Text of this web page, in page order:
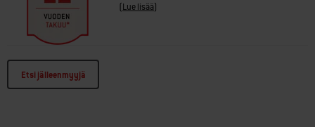
(Lue lisää)
Etsi jälleenmyyjä